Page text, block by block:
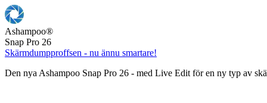
Ashampoo®
Snap Pro 26
Skärmdumpproffsen - nu ännu smartare!
Den nya Ashampoo Snap Pro 26 - med Live Edit för en ny typ av